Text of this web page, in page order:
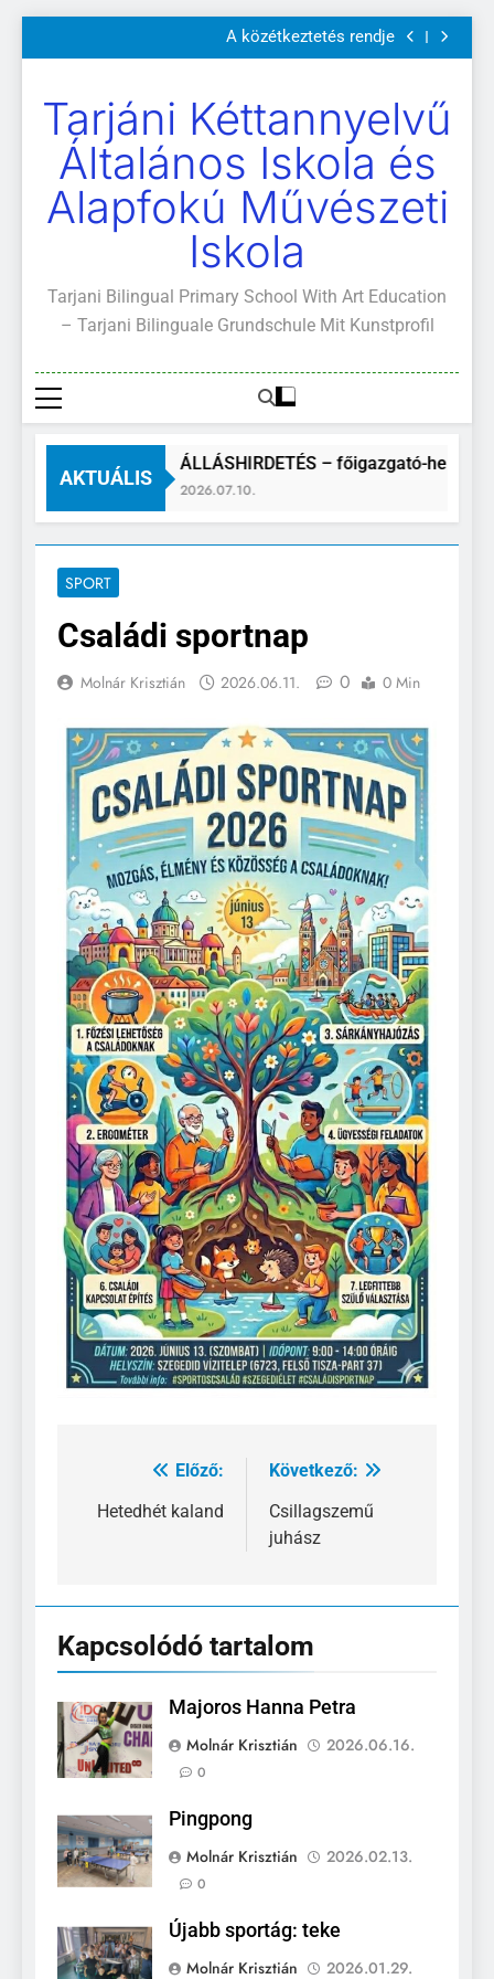
a
Szülői értekezletek 2026. május 04-14.
A közétkeztetés rendje
Kötelező és ajánlott olvasmányok
Szülői értekezletek 2026. május 04-14.
A közétkeztetés rendje
Kötelező és ajánlott olvasmányok
A Mi Világunk!
Tarjáni Kéttannyelvű
Általános Iskola és
Alapfokú Művészeti
Iskola
Tarjani Bilingual Primary School With Art Education
– Tarjani Bilinguale Grundschule Mit Kunstprofil
AKTUÁLIS
ÁLLÁSHIRDETÉS – főigazgató-helyettes
2026.07.10.
SPORT
Családi sportnap
Molnár Krisztián 2026.06.11. 0 0 Min
Bejegyzés
navigáció
Előző:
Hetedhét kaland
Következő:
Csillagszemű
juhász
Kapcsolódó tartalom
Majoros Hanna Petra
Molnár Krisztián
2026.06.16.
0
Pingpong
Molnár Krisztián
2026.02.13.
0
Újabb sportág: teke
Molnár Krisztián
2026.01.29.